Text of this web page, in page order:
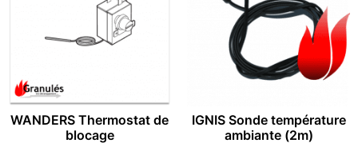
WANDERS Thermostat de
blocage
IGNIS Sonde température
ambiante (2m)